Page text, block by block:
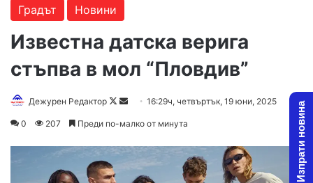
Градът Новини
Известна датска верига
стъпва в мол “Пловдив”
Дежурен Редактор
Follow
Send16:29ч, четвъртък, 19 юни, 2025
0 207 Преди по-малко от минута Изпрати новина